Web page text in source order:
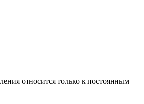
относится только к постоянным